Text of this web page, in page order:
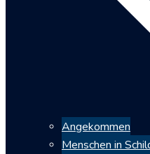
Angekommen
Menschen in